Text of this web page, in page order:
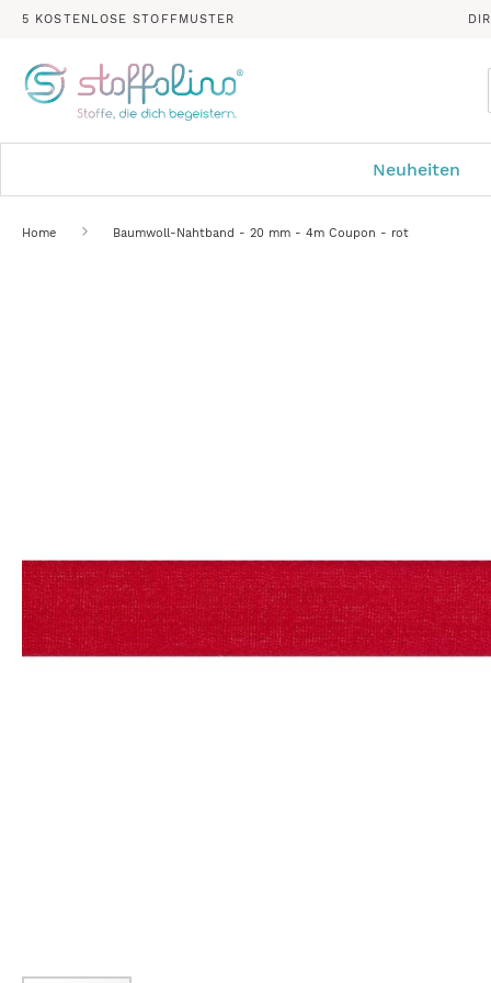
5 KOSTENLOSE STOFFMUSTER
Neuheiten
Home Baumwoll-Nahtband - 20 mm - 4m Coupon - rot